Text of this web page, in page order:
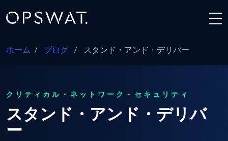
ホーム / ブログ / スタンド・アンド・デリバー
クリティカル・ネットワーク・セキュリティ
スタンド・アンド・デリバ
ー